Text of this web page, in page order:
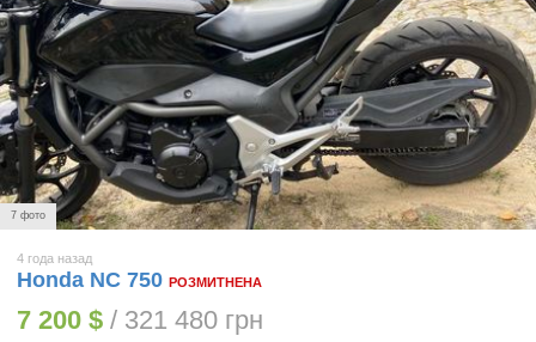
7 фото
4 года назад
Honda NC 750 РОЗМИТНЕНА
7 200 $ / 321 480 грн